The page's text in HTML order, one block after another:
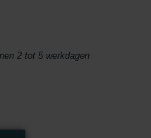
2 tot 5 werkdagen